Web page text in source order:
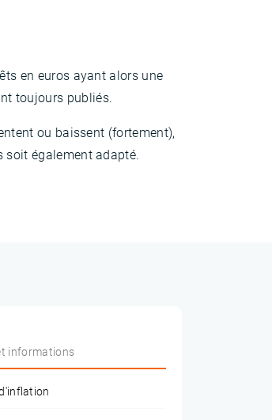
en euros ayant alors une
toujours publiés.
ou baissent (fortement),
soit également adapté.
informations